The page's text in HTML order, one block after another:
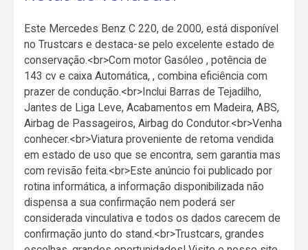
Este Mercedes Benz C 220, de 2000, está disponível
no Trustcars e destaca-se pelo excelente estado de
conservação.<br>Com motor Gasóleo , potência de
143 cv e caixa Automática, , combina eficiência com
prazer de condução.<br>Inclui Barras de Tejadilho,
Jantes de Liga Leve, Acabamentos em Madeira, ABS,
Airbag de Passageiros, Airbag do Condutor.<br>Venha
conhecer.<br>Viatura proveniente de retoma vendida
em estado de uso que se encontra, sem garantia mas
com revisão feita.<br>Este anúncio foi publicado por
rotina informática, a informação disponibilizada não
dispensa a sua confirmação nem poderá ser
considerada vinculativa e todos os dados carecem de
confirmação junto do stand.<br>Trustcars, grandes